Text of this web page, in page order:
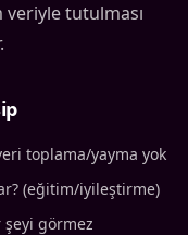
tutulması
toplama/yayma yok
(eğitim/iyileştirme)
şeyi görmez